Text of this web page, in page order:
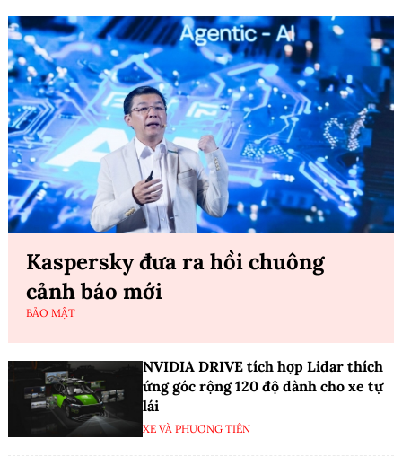
Kaspersky đưa ra hồi chuông
cảnh báo mới
BẢO MẬT
NVIDIA DRIVE tích hợp Lidar thích
ứng góc rộng 120 độ dành cho xe tự
lái
XE VÀ PHƯƠNG TIỆN